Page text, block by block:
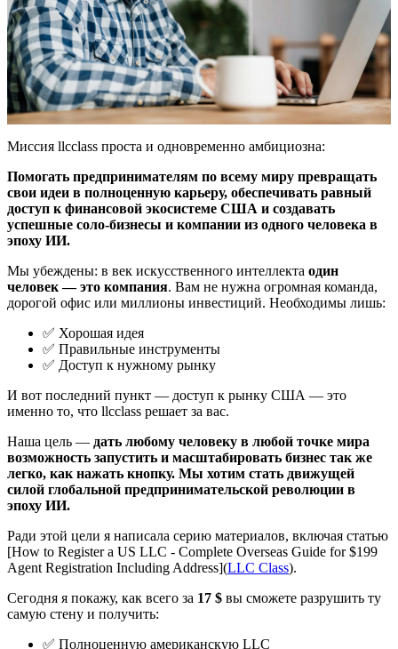
Миссия llcclass проста и одновременно амбициозна:
Помогать предпринимателям по всему миру превращать
свои идеи в полноценную карьеру, обеспечивать равный
доступ к финансовой экосистеме США и создавать
успешные соло-бизнесы и компании из одного человека в
эпоху ИИ.
Мы убеждены: в век искусственного интеллекта один
человек — это компания. Вам не нужна огромная команда,
дорогой офис или миллионы инвестиций. Необходимы лишь:
✅ Хорошая идея
✅ Правильные инструменты
✅ Доступ к нужному рынку
И вот последний пункт — доступ к рынку США — это
именно то, что llcclass решает за вас.
Наша цель — дать любому человеку в любой точке мира
возможность запустить и масштабировать бизнес так же
легко, как нажать кнопку. Мы хотим стать движущей
силой глобальной предпринимательской революции в
эпоху ИИ.
Ради этой цели я написала серию материалов, включая статью
[How to Register a US LLC - Complete Overseas Guide for $199
Agent Registration Including Address](LLC Class).
Сегодня я покажу, как всего за 17 $ вы сможете разрушить ту
самую стену и получить:
✅ Полноценную американскую LLC